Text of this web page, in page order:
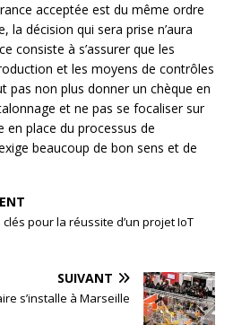
acceptée est du même ordre
la décision qui sera prise n’aura
consiste à s’assurer que les
et les moyens de contrôles
pas non plus donner un chèque en
et ne pas se focaliser sur
en place du processus de
beaucoup de bon sens et de
pour la réussite d’un projet IoT
SUIVANT
s’installe à Marseille